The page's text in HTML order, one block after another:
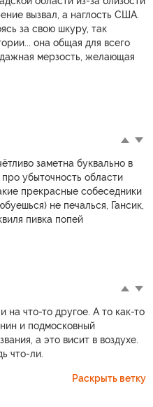
вызвал, а наглость США.
за свою шкуру, так
она общая для всего
мерзость, желающая
заметна буквально в
убыточность области
прекрасные собеседники
не печалься, Гансик,
пивка попей
на что-то другое. А то как-то
и подмосковный
а это висит в воздухе.
что-ли.
Раскрыть ветку